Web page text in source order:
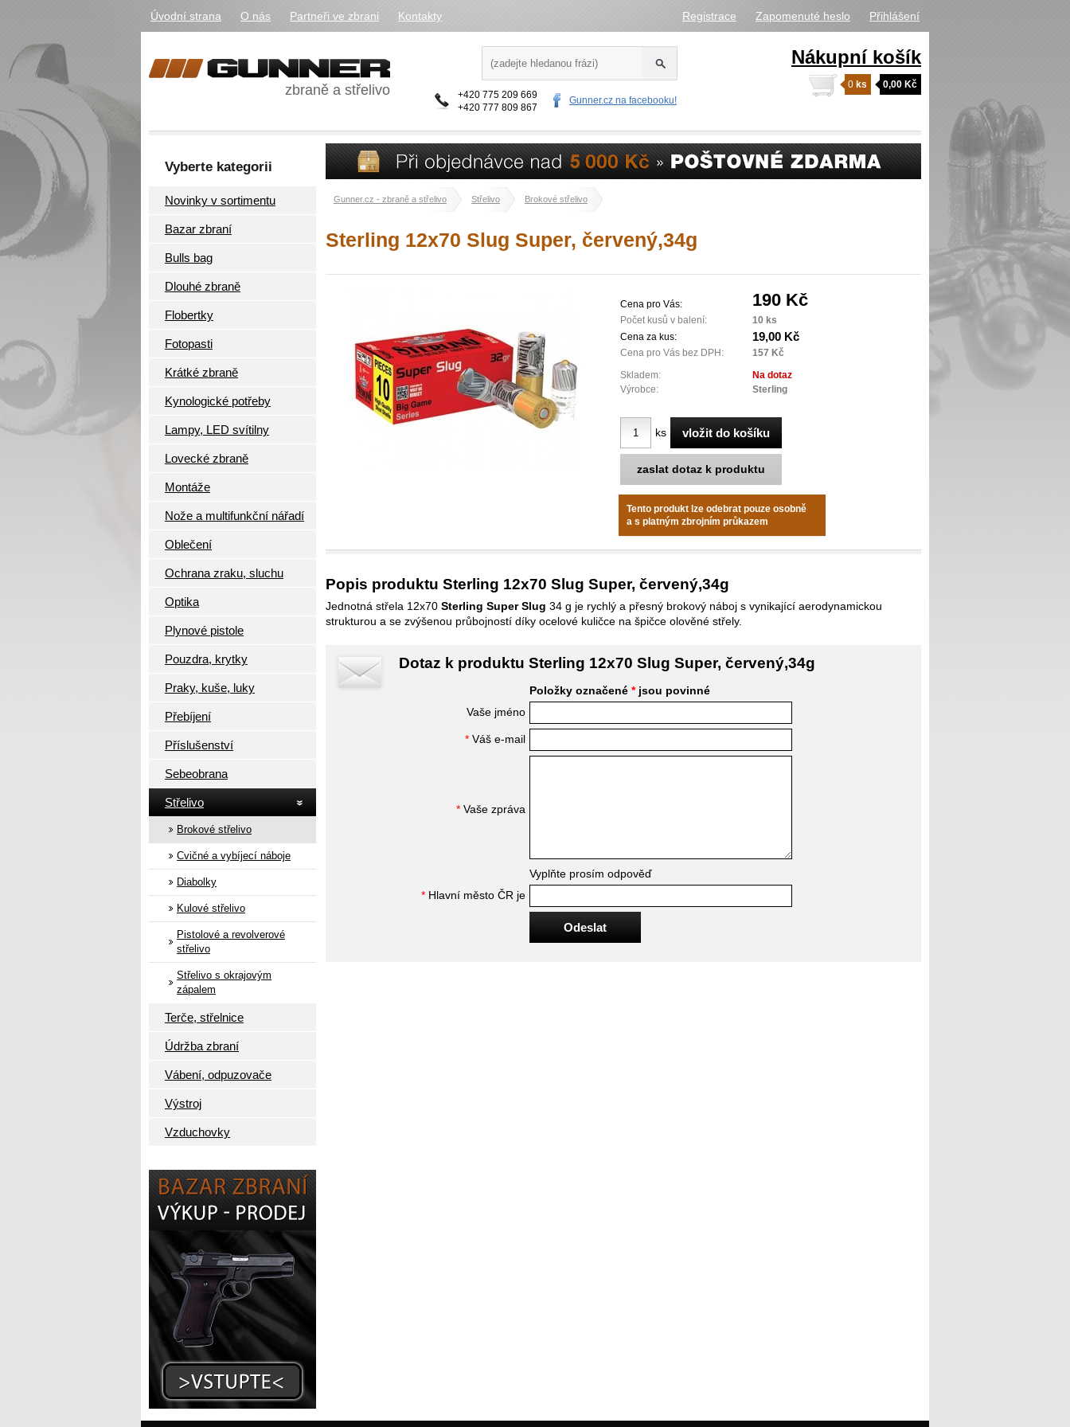
Úvodní strana O nás Partneři ve zbrani Kontakty Registrace Zapomenuté heslo Přihlášení
zbraně a střelivo
Nákupní košík
0,00 Kč
0 ks
+420 775 209 669
+420 777 809 867
Gunner.cz na facebooku!
Vyberte kategorii
Novinky v sortimentu
Bazar zbraní
Bulls bag
Dlouhé zbraně
Flobertky
Fotopasti
Krátké zbraně
Kynologické potřeby
Lampy, LED svítilny
Lovecké zbraně
Montáže
Nože a multifunkční nářadí
Oblečení
Ochrana zraku, sluchu
Optika
Plynové pistole
Pouzdra, krytky
Praky, kuše, luky
Přebíjení
Příslušenství
Sebeobrana
Střelivo
Brokové střelivo
Cvičné a vybíjecí náboje
Diabolky
Kulové střelivo
Pistolové a revolverové
střelivo
Střelivo s okrajovým
zápalem
Terče, střelnice
Údržba zbraní
Vábení, odpuzovače
Výstroj
Vzduchovky
Gunner.cz - zbraně a střelivo Střelivo Brokové střelivo
Sterling 12x70 Slug Super, červený,34g
Cena pro Vás: 190 Kč
Počet kusů v balení:
10 ks
Cena za kus:
19,00 Kč
Cena pro Vás bez DPH:
157 Kč
Skladem:
Na dotaz
Výrobce:
Sterling
ks
zaslat dotaz k produktu
Tento produkt lze odebrat pouze osobně
a s platným zbrojním průkazem
Popis produktu Sterling 12x70 Slug Super, červený,34g
Jednotná střela 12x70 Sterling Super Slug 34 g je rychlý a přesný brokový náboj s vynikající aerodynamickou
strukturou a se zvýšenou průbojností díky ocelové kuličce na špičce olověné střely.
Dotaz k produktu Sterling 12x70 Slug Super, červený,34g
Položky označené *jsou povinné
Vaše jméno
* Váš e-mail
* Vaše zpráva
Vyplňte prosím odpověď
* Hlavní město ČR je